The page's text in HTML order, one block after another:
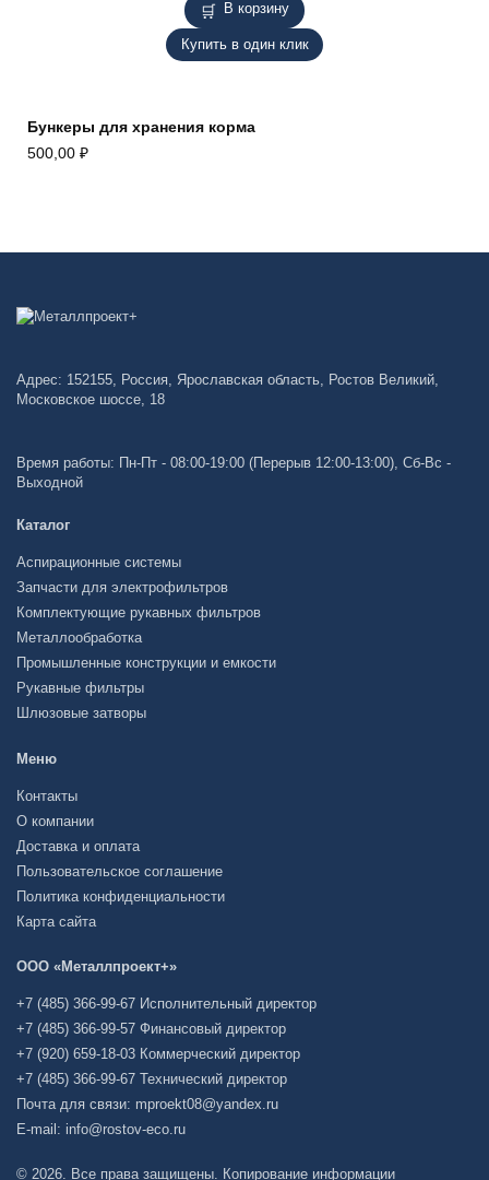
В корзину
Купить в один клик
Бункеры для хранения корма
500,00 ₽
Адрес: 152155, Россия, Ярославская область, Ростов Великий,
Московское шоссе, 18
Время работы: Пн-Пт - 08:00-19:00 (Перерыв 12:00-13:00), Сб-Вс -
Выходной
Каталог
Аспирационные системы
Запчасти для электрофильтров
Комплектующие рукавных фильтров
Металлообработка
Промышленные конструкции и емкости
Рукавные фильтры
Шлюзовые затворы
Меню
Контакты
О компании
Доставка и оплата
Пользовательское соглашение
Политика конфиденциальности
Карта сайта
ООО «Металлпроект+»
+7 (485) 366-99-67 Исполнительный директор
+7 (485) 366-99-57 Финансовый директор
+7 (920) 659-18-03 Коммерческий директор
+7 (485) 366-99-67 Технический директор
Почта для связи: mproekt08@yandex.ru
E-mail: info@rostov-eco.ru
© 2026. Все права защищены. Копирование информации